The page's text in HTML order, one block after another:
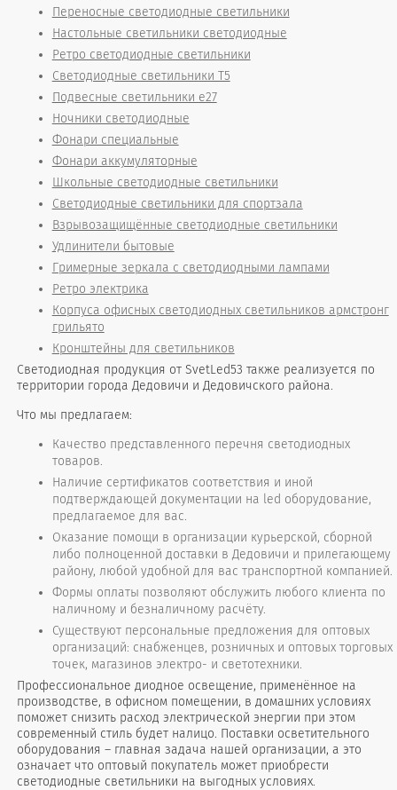
Переносные светодиодные светильники
Настольные светильники светодиодные
Ретро светодиодные светильники
Светодиодные светильники T5
Подвесные светильники е27
Ночники светодиодные
Фонари специальные
Фонари аккумуляторные
Школьные светодиодные светильники
Светодиодные светильники для спортзала
Взрывозащищённые светодиодные светильники
Удлинители бытовые
Гримерные зеркала с светодиодными лампами
Ретро электрика
Корпуса офисных светодиодных светильников армстронг
грильято
Кронштейны для светильников
Светодиодная продукция от SvetLed53 также реализуется по
территории города Дедовичи и Дедовичского района.
Что мы предлагаем:
Качество представленного перечня светодиодных
товаров.
Наличие сертификатов соответствия и иной
подтверждающей документации на led оборудование,
предлагаемое для вас.
Оказание помощи в организации курьерской, сборной
либо полноценной доставки в Дедовичи и прилегающему
району, любой удобной для вас транспортной компанией.
Формы оплаты позволяют обслужить любого клиента по
наличному и безналичному расчёту.
Существуют персональные предложения для оптовых
организаций: снабженцев, розничных и оптовых торговых
точек, магазинов электро- и светотехники.
Профессиональное диодное освещение, применённое на
производстве, в офисном помещении, в домашних условиях
поможет снизить расход электрической энергии при этом
современный стиль будет налицо. Поставки осветительного
оборудования – главная задача нашей организации, а это
означает что оптовый покупатель может приобрести
светодиодные светильники на выгодных условиях.